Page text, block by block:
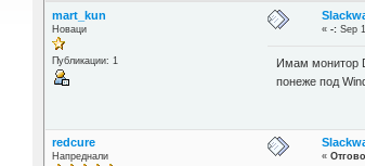
mart_kun
Новаци
Публикации: 1
«-: Sep
Имам монитор
понеже под
redcure
Напреднали «